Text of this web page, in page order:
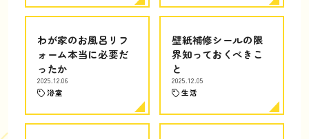
わが家のお風呂リフ
ォーム本当に必要だ
ったか
2025.12.06
浴室
壁紙補修シールの限
界知っておくべきこ
と
2025.12.05
生活